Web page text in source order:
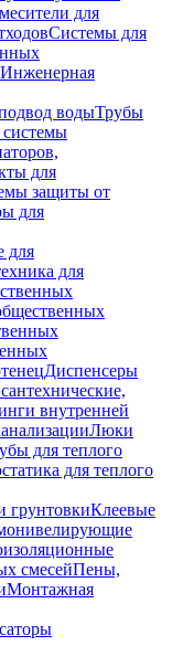
для
Системы для
Инженерная
водыТрубы
для
защиты от
для
для
для
Диспенсеры
внутренней
Люки
для теплого
для теплого
грунтовкиКлеевые
смесейПены,
Монтажная